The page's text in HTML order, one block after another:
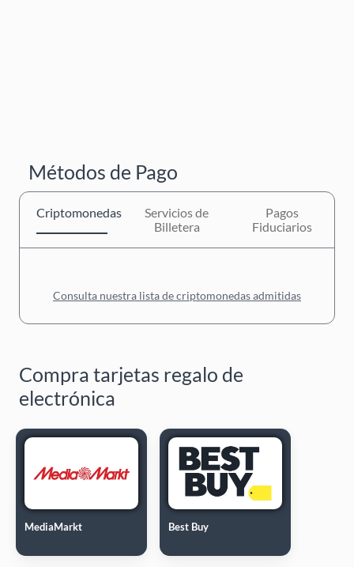
Métodos de Pago
Criptomonedas
Servicios de
Billetera
Pagos
Fiduciarios
Consulta nuestra lista de criptomonedas admitidas
Compra tarjetas regalo de
electrónica
MediaMarkt Best Buy